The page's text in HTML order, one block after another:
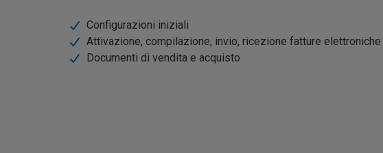
Configurazioni iniziali
Attivazione, compilazione, invio, ricezione fatture elettroniche
Documenti di vendita e acquisto